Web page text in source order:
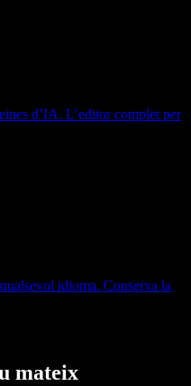
d’IA. L’editor complet per
idioma. Conserva la
mateix